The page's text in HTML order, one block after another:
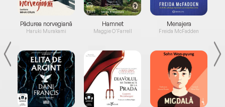
Pădurea norvegiană
Haruki Murakami
Hamnet
Maggie O'Farrell
Menajera
Freida McFadden